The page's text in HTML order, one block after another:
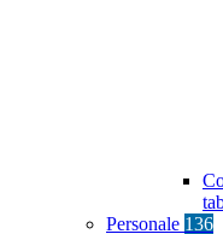
Personale 136